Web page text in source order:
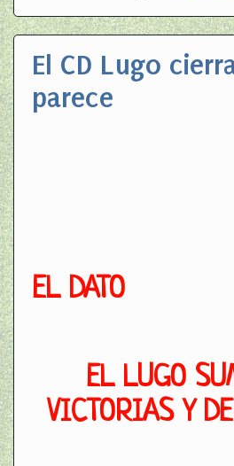
El CD Lugo
parece
EL DATO
EL LUGO
VICTORIAS Y